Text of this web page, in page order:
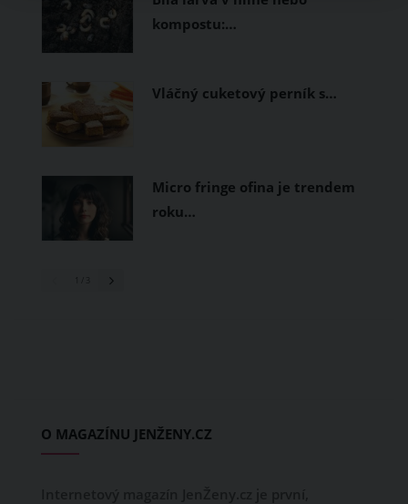
prodyšné tkaniny a volnější střihy.
kompostu:…
Vláčný cuketový perník s…
Micro fringe ofina je trendem
roku…
O MAGAZÍNU JENŽENY.CZ